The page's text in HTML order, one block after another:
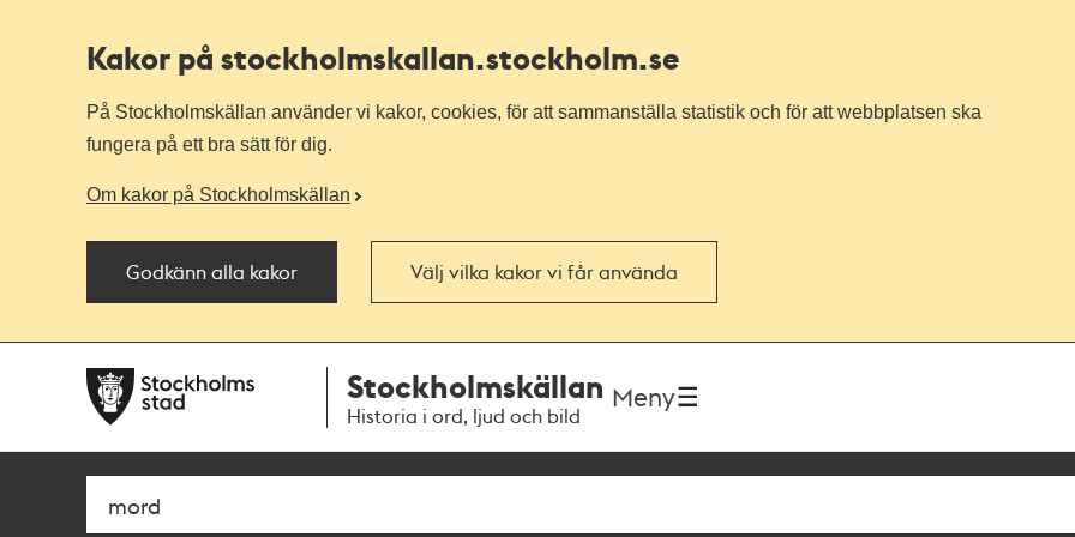
Kakor på stockholmskallan.stockholm.se
På Stockholmskällan använder vi kakor, cookies, för att sammanställa statistik och för att webbplatsen ska
fungera på ett bra sätt för dig.
Om kakor på Stockholmskällan
Godkänn alla kakor Välj vilka kakor vi får använda
navigationen
huvudinnehållet
Stockholmskällan
Historia i ord, ljud och bild
Meny
Sök